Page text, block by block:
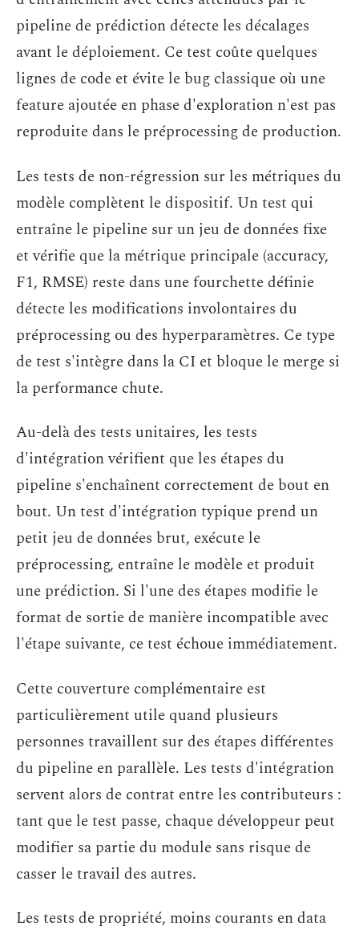
pipeline de prédiction détecte les décalages
avant le déploiement. Ce test coûte quelques
lignes de code et évite le bug classique où une
feature ajoutée en phase d'exploration n'est pas
reproduite dans le préprocessing de production.
Les tests de non-régression sur les métriques du
modèle complètent le dispositif. Un test qui
entraîne le pipeline sur un jeu de données fixe
et vérifie que la métrique principale (accuracy,
F1, RMSE) reste dans une fourchette définie
détecte les modifications involontaires du
préprocessing ou des hyperparamètres. Ce type
de test s'intègre dans la CI et bloque le merge si
la performance chute.
Au-delà des tests unitaires, les tests
d'intégration vérifient que les étapes du
pipeline s'enchaînent correctement de bout en
bout. Un test d'intégration typique prend un
petit jeu de données brut, exécute le
préprocessing, entraîne le modèle et produit
une prédiction. Si l'une des étapes modifie le
format de sortie de manière incompatible avec
l'étape suivante, ce test échoue immédiatement.
Cette couverture complémentaire est
particulièrement utile quand plusieurs
personnes travaillent sur des étapes différentes
du pipeline en parallèle. Les tests d'intégration
servent alors de contrat entre les contributeurs :
tant que le test passe, chaque développeur peut
modifier sa partie du module sans risque de
casser le travail des autres.
Les tests de propriété, moins courants en data